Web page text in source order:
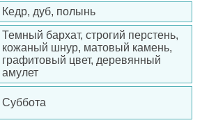
Кедр, дуб, полынь
Темный бархат, строгий перстень,
кожаный шнур, матовый камень,
графитовый цвет, деревянный
амулет
Суббота